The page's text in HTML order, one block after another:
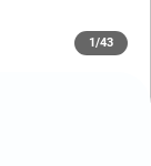
1/43